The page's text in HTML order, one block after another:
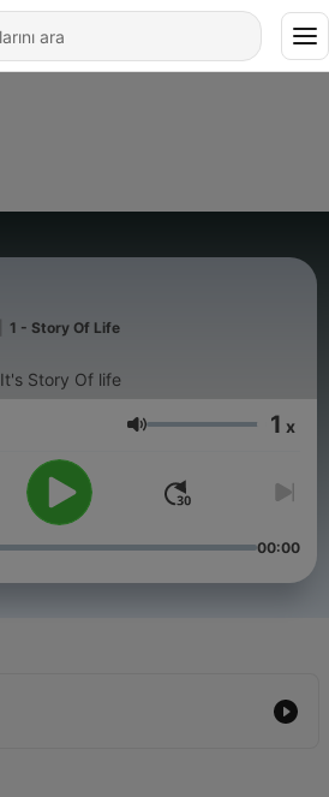
1 - Story Of Life
It's Story Of life
Ses 1 x
00:00